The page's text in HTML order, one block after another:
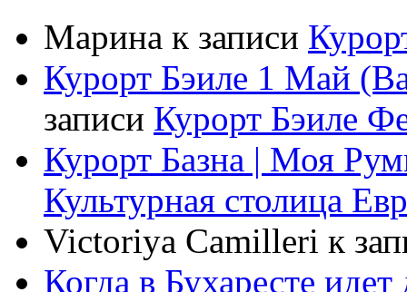
Марина к записи
Курорт Бэиле 1 Май
записи Курорт Бэиле
Курорт Базна | Моя
Культурная столица
Victoriya Camilleri к
Когда в Бухаресте